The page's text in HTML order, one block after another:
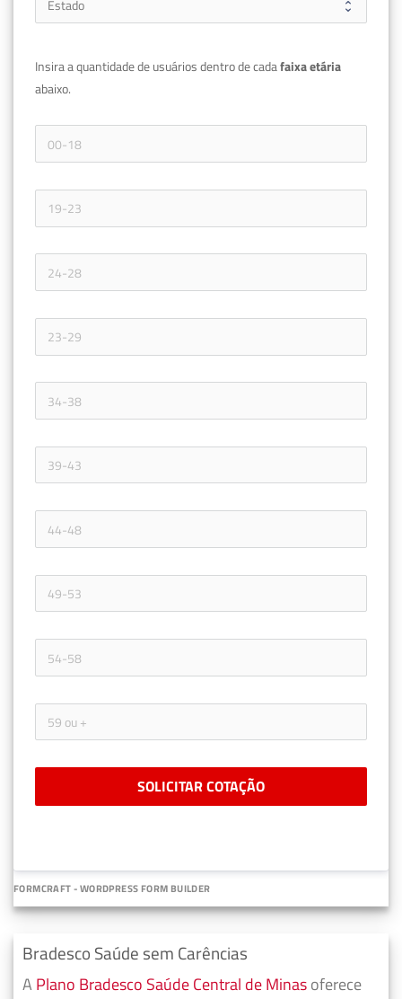
Insira a quantidade de usuários dentro de cada
abaixo.
SOLICITAR COTAÇÃO
FORMCRAFT - WORDPRESS FORM BUILDER
Bradesco Saúde sem Carências
A Plano Bradesco Saúde Central de Minasoferece